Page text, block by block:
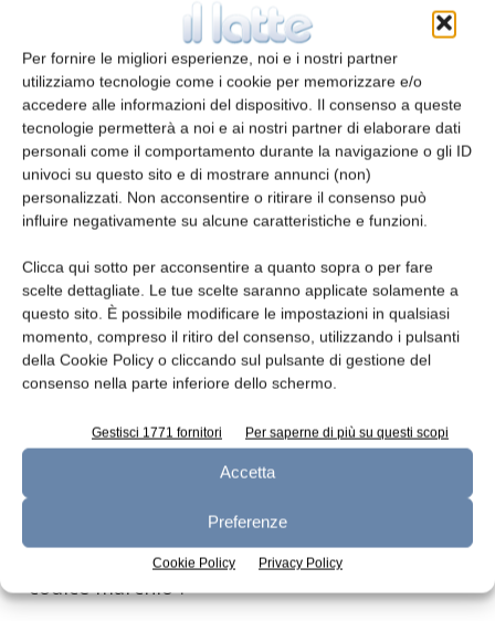
Per fornire le migliori esperienze, noi e i nostri partner
utilizziamo tecnologie come i cookie per memorizzare e/o
accedere alle informazioni del dispositivo. Il consenso a queste
tecnologie permetterà a noi e ai nostri partner di elaborare dati
personali come il comportamento durante la navigazione o gli ID
univoci su questo sito e di mostrare annunci (non)
personalizzati. Non acconsentire o ritirare il consenso può
influire negativamente su alcune caratteristiche e funzioni.
Clicca qui sotto per acconsentire a quanto sopra o per fare
scelte dettagliate. Le tue scelte saranno applicate solamente a
questo sito. È possibile modificare le impostazioni in qualsiasi
momento, compreso il ritiro del consenso, utilizzando i pulsanti
della Cookie Policy o cliccando sul pulsante di gestione del
consenso nella parte inferiore dello schermo.
Gestisci 1771 fornitori Per saperne di più su questi scopi
Accetta
Preferenze
Cookie Policy Privacy Policy
yogurt e alcuni formaggi dop (Grana Padano,
Quartirolo lombardo, Gorgonzola e
Parmigiano-Reggiano) e la mozzarella.
Disciplinare di produzione, controlli e
certificazione
Per poter identificare il loro latte con il
attuare, durante tutto il ciclo produttivo, le
disposizioni riportate nel disciplinare di
produzione che regolamentano le condizioni
generali, le modalità operative per la
produzione e le caratteristiche
latte fresco pastorizzato di alta qualità
destinato al consumo. Una volta accettata la
domanda di adesione e a seguito dei controlli
di conformità viene attribuito un codice
univoco di identificazione al Produttore detto
“codice marchio”.